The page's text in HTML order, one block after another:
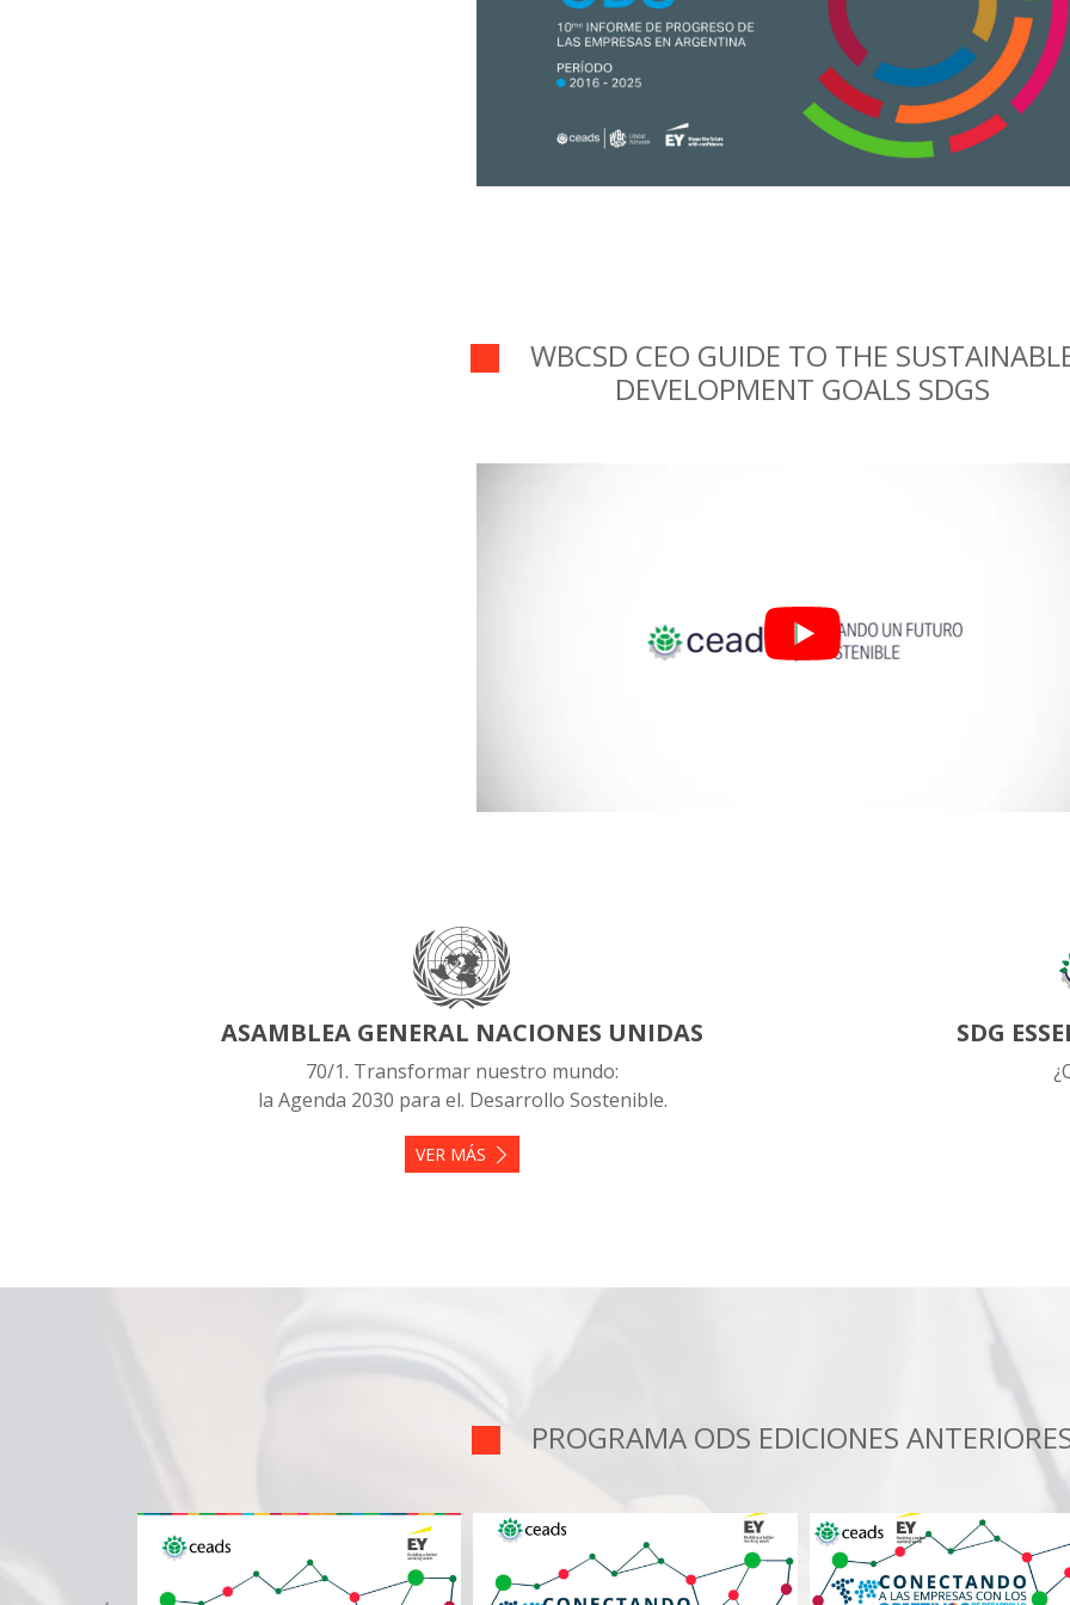
WBCSD CEO GUIDE TO THE
DEVELOPMENT GOALS SDGS
ASAMBLEA GENERAL NACIONES UNIDAS
70/1. Transformar nuestro mundo:
la Agenda 2030 para el. Desarrollo Sostenible.
VER MÁS
SDG
PROGRAMA ODS EDICIONES